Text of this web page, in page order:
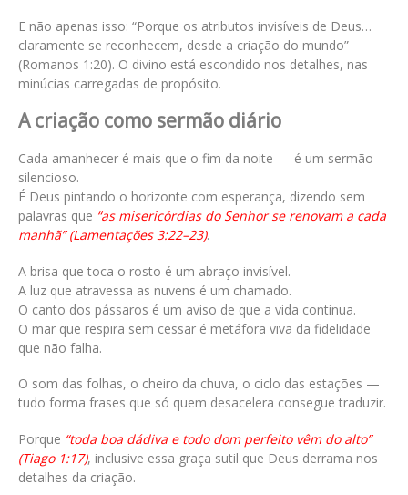
E não apenas isso: “Porque os atributos invisíveis de Deus…
claramente se reconhecem, desde a criação do mundo”
(Romanos 1:20). O divino está escondido nos detalhes, nas
minúcias carregadas de propósito.
A criação como sermão diário
Cada amanhecer é mais que o fim da noite — é um sermão
silencioso.
É Deus pintando o horizonte com esperança, dizendo sem
palavras que “as misericórdias do Senhor se renovam a cada
manhã” (Lamentações 3:22–23).
A brisa que toca o rosto é um abraço invisível.
A luz que atravessa as nuvens é um chamado.
O canto dos pássaros é um aviso de que a vida continua.
O mar que respira sem cessar é metáfora viva da fidelidade
que não falha.
O som das folhas, o cheiro da chuva, o ciclo das estações —
tudo forma frases que só quem desacelera consegue traduzir.
Porque “toda boa dádiva e todo dom perfeito vêm do alto”
(Tiago 1:17), inclusive essa graça sutil que Deus derrama nos
detalhes da criação.